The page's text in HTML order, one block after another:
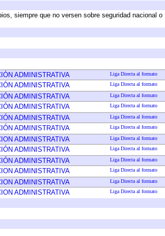
siempre que no versen sobre seguridad nacional o
ADMINISTRATIVA Liga Directa al formato
ADMINISTRATIVA Liga Directa al formato
ADMINISTRATIVA Liga Directa al formato
ADMINISTRATIVA Liga Directa al formato
ADMINISTRATIVA Liga Directa al formato
ADMINISTRATIVA Liga Directa al formato
ADMINISTRATIVA Liga Directa al formato
ADMINISTRATIVA Liga Directa al formato
ADMINISTRATIVA Liga Directa al formato
ADMINISTRATIVA Liga Directa al formato
ADMINISTRATIVA Liga Directa al formato
ADMINISTRATIVA Liga Directa al formato